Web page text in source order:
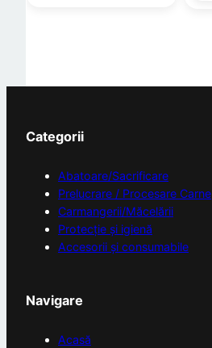
Categorii
Abatoare/Sacrificare
Prelucrare / Procesare Carne
Carmangerii/Măcelării
Protecție și igienă
Accesorii și consumabile
Navigare
Acasă